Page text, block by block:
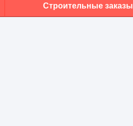
Строительные заказы